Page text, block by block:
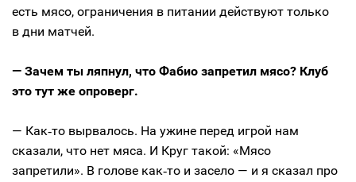
есть мясо, ограничения в питании действуют только
в дни матчей.
— Зачем ты ляпнул, что Фабио запретил мясо? Клуб
это тут же опроверг.
— Как‑то вырвалось. На ужине перед игрой нам
сказали, что нет мяса. И Круг такой: «Мясо
запретили». В голове как‑то и засело — и я сказал про